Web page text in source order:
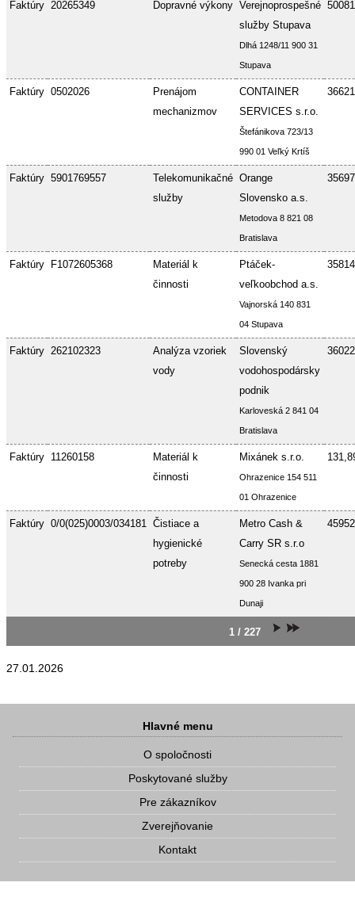
Faktúry 20265349 Dopravné výkony Verejnoprospešné
služby Stupava
Dlhá 1248/11 900 31
Stupava
Faktúry 0502026
Prenájom
mechanizmov
CONTAINER
SERVICES s.r.o.
Štefánikova 723/13
990 01 Veľký Krtíš
Faktúry 5901769557
Telekomunikačné
služby
Orange
Slovensko a.s.
Metodova 8 821 08
Bratislava
Faktúry F1072605368
Materiál k
činnosti
Ptáček-
veľkoobchod a.s.
Vajnorská 140 831
04 Stupava
Faktúry 262102323
Analýza vzoriek
vody
Slovenský
vodohospodársky
podnik
Karloveská 2 841 04
Bratislava
Faktúry 11260158
Materiál k
činnosti
Mixánek s.r.o.
Ohrazenice 154 511
01 Ohrazenice
Faktúry 0/0(025)0003/034181 Čistiace a
hygienické
potreby
Metro Cash &
Carry SR s.r.o
Senecká cesta 1881
900 28 Ivanka pri
Dunaji
1 / 227
27.01.2026
Hlavné menu
O spoločnosti
Poskytované služby
Pre zákazníkov
Zverejňovanie
Kontakt